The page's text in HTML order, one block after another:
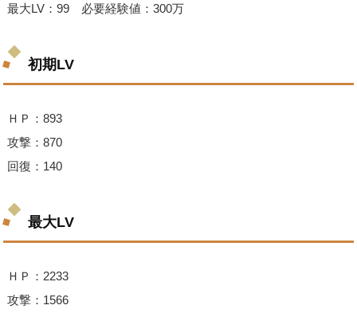
最大LV：99 必要経験値：300万
初期LV
ＨＰ：893
攻撃：870
回復：140
最大LV
ＨＰ：2233
攻撃：1566